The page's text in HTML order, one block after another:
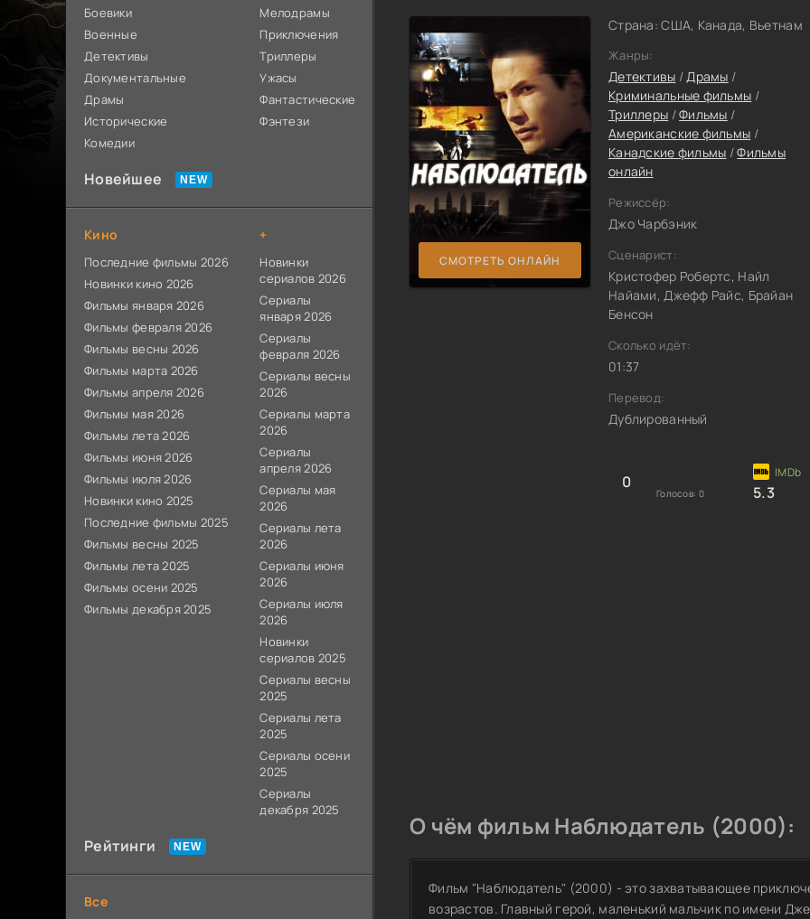
СМОТРЕТЬ ОНЛАЙН
Страна: США, Канада, Вьетнам
Жанры:
Детективы /Драмы /
Криминальные фильмы /
Триллеры /Фильмы /
Американские фильмы /
Канадские фильмы /Фильмы
онлайн
Режиссёр:
Джо Чарбэник
Сценарист:
Кристофер Робертс, Найл
Найами, Джефф Райс, Брайан
Бенсон
Сколько идёт:
01:37
Перевод:
Дублированный
0
Голосов: 0 5.3
О чём фильм Наблюдатель (2000):
Фильм "Наблюдатель" (2000) - это захватывающее
возрастов. Главный герой, маленький мальчик по имени
Боевики
Военные
Детективы
Документальные
Драмы
Исторические
Комедии
Мелодрамы
Приключения
Триллеры
Ужасы
Фантастические
Фэнтези
Новейшее
Кино
Последние фильмы 2026
Новинки кино 2026
Фильмы января 2026
Фильмы февраля 2026
Фильмы весны 2026
Фильмы марта 2026
Фильмы апреля 2026
Фильмы мая 2026
Фильмы лета 2026
Фильмы июня 2026
Фильмы июля 2026
Новинки кино 2025
Последние фильмы 2025
Фильмы весны 2025
Фильмы лета 2025
Фильмы осени 2025
Фильмы декабря 2025
+
Новинки
сериалов 2026
Сериалы
января 2026
Сериалы
февраля 2026
Сериалы весны
2026
Сериалы марта
2026
Сериалы
апреля 2026
Сериалы мая
2026
Сериалы лета
2026
Сериалы июня
2026
Сериалы июля
2026
Новинки
сериалов 2025
Сериалы весны
2025
Сериалы лета
2025
Сериалы осени
2025
Сериалы
декабря 2025
Рейтинги
Все